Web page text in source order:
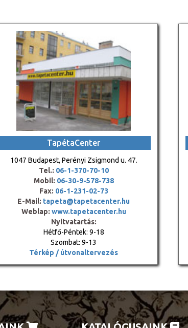
TapétaCenter
1047 Budapest, Perényi Zsigmond u. 47.
Tel.: 06-1-370-70-10
Mobil: 06-30-9-578-738
Fax: 06-1-231-02-73
E-Mail: tapeta@tapetacenter.hu
Weblap: www.tapetacenter.hu
Nyitvatartás:
Hétfő-Péntek: 9-18
Szombat: 9-13
Térkép / útvonaltervezés